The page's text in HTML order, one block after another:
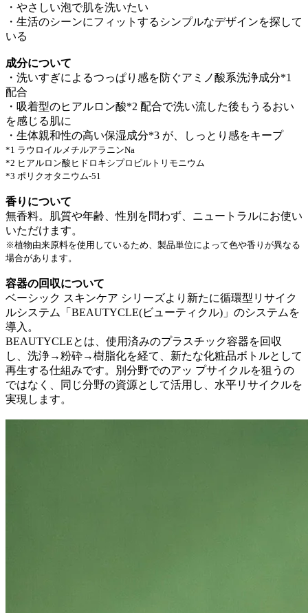
・やさしい泡で肌を洗いたい
・生活のシーンにフィットするシンプルなデザインを探して
いる
成分について
・洗いすぎによるつっぱり感を防ぐアミノ酸系洗浄成分*1
配合
・吸着型のヒアルロン酸*2 配合で洗い流した後もうるおい
を感じる肌に
・生体親和性の高い保湿成分*3 が、しっとり感をキープ
*1 ラウロイルメチルアラニンNa
*2 ヒアルロン酸ヒドロキシプロピルトリモニウム
*3 ポリクオタニウム-51
香りについて
無香料。肌質や年齢、性別を問わず、ニュートラルにお使い
いただけます。
※植物由来原料を使用しているため、製品単位によって色や香りが異なる
場合があります。
容器の回収について
ベーシック スキンケア シリーズより新たに循環型リサイク
ルシステム「BEAUTYCLE(ビューティクル)」のシステムを
導入。
BEAUTYCLEとは、使用済みのプラスチック容器を回収
し、洗浄→粉砕→樹脂化を経て、新たな化粧品ボトルとして
再生する仕組みです。別分野でのアッ プサイクルを狙うの
ではなく、同じ分野の資源として活用し、水平リサイクルを
実現します。